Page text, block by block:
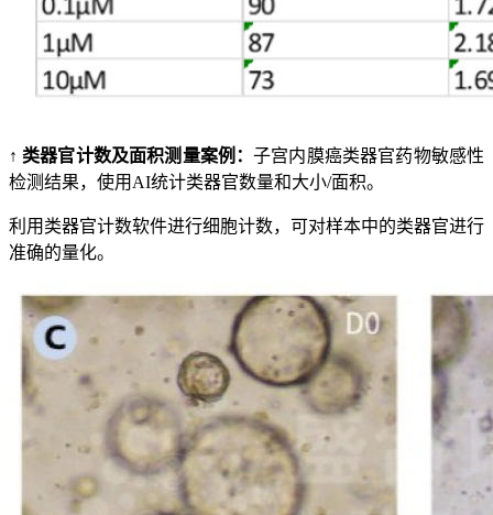
↑ 类器官计数及面积测量案例：子宫内膜癌类器官药物敏感性
检测结果，使用AI统计类器官数量和大小/面积。
利用类器官计数软件进行细胞计数，可对样本中的类器官进行
准确的量化。